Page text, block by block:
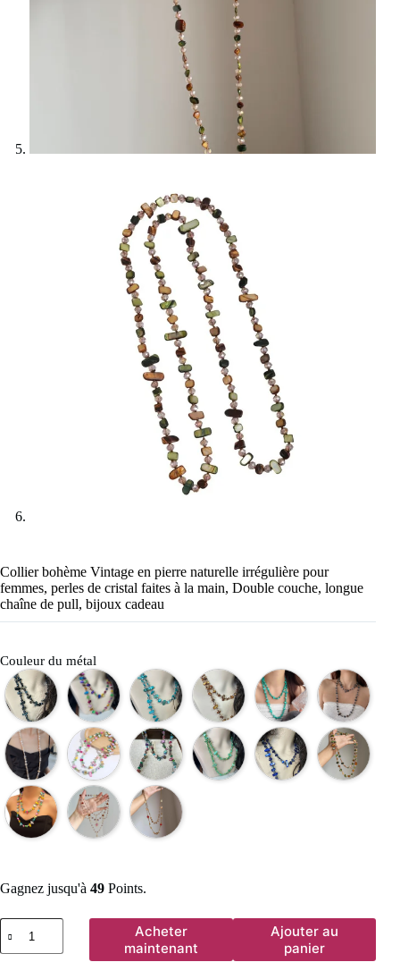
Collier bohème Vintage en pierre naturelle irrégulière pour
femmes, perles de cristal faites à la main, Double couche, longue
chaîne de pull, bijoux cadeau
Couleur du métal
Gagnez jusqu'à 49 Points.
quantité
de
Collier
Acheter
maintenant
Ajouter au
panier